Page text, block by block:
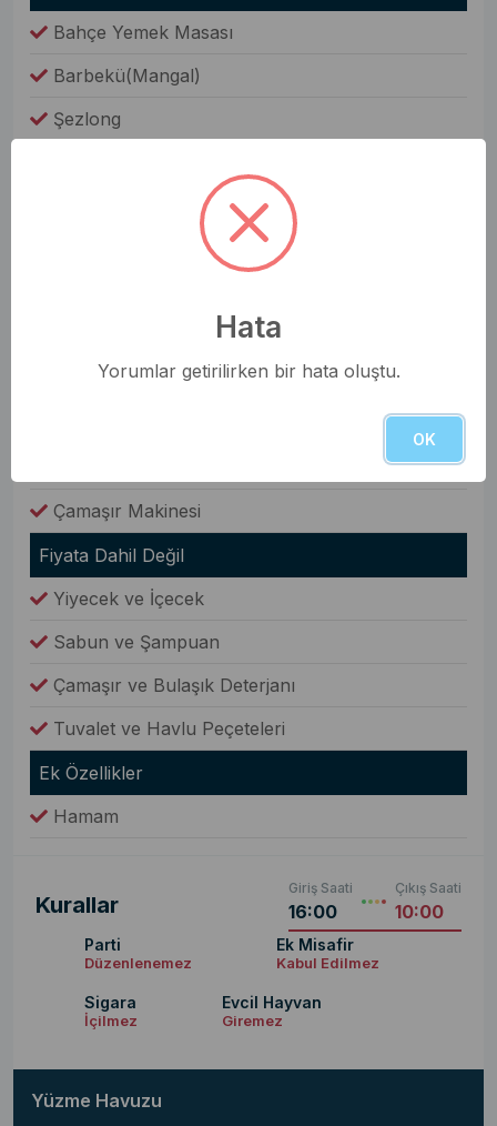
Bahçe Yemek Masası
Barbekü(Mangal)
Şezlong
Saç Kurutma Makinesi
Genel Olanaklar
Çamaşır Makinesi
Fiyata Dahil Değil
Yiyecek ve İçecek
Sabun ve Şampuan
Çamaşır ve Bulaşık Deterjanı
Tuvalet ve Havlu Peçeteleri
Ek Özellikler
Hamam
Kurallar
Giriş Saati
16:00
Çıkış Saati
10:00
Parti
Düzenlenemez
Ek Misafir
Kabul Edilmez
Sigara
İçilmez
Evcil Hayvan
Giremez
Yüzme Havuzu
Hata
Yorumlar getirilirken bir hata oluştu.
OK